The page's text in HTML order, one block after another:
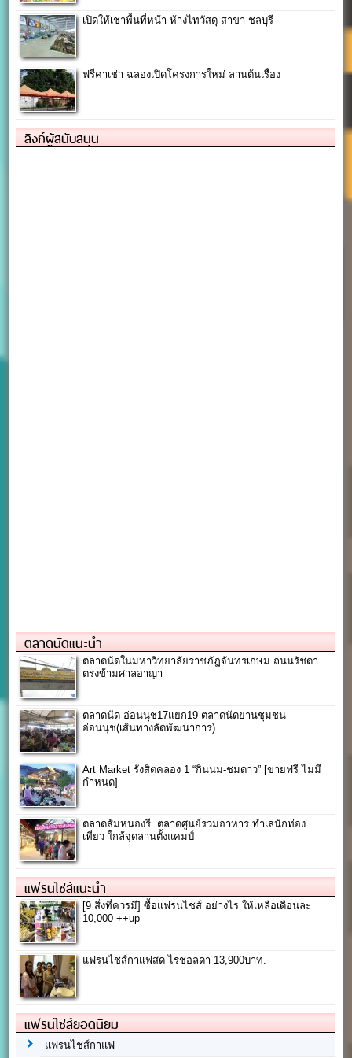
เปิดให้เช่าพื้นที่หน้า ห้างไทวัสดุ สาขา ชลบุรี
ฟรีค่าเช่า ฉลองเปิดโครงการใหม่ ลานต้นเรื่อง
ลิงก์ผู้สนับสนุน
ตลาดนัดแนะนำ
ตลาดนัดในมหาวิทยาลัยราชภัฎจันทรเกษม ถนนรัชดา
ตรงข้ามศาลอาญา
ตลาดนัด อ่อนนุช17แยก19 ตลาดนัดย่านชุมชน
อ่อนนุช(เส้นทางลัดพัฒนาการ)
Art Market รังสิตคลอง 1 “กินนม-ชมดาว” [ขายฟรี ไม่มี
กำหนด]
ตลาดส้มหนองรี ตลาดศูนย์รวมอาหาร ทำเลนักท่อง
เที่ยว ใกล้จุดลานตั้งแคมป์
แฟรนไชส์แนะนำ
[9 สิ่งที่ควรมี] ซื้อแฟรนไชส์ อย่างไร ให้เหลือเดือนละ
10,000 ++up
แฟรนไชส์กาแฟสด ไร่ช่อลดา 13,900บาท.
แฟรนไชส์ยอดนิยม
แฟรนไชส์กาแฟ